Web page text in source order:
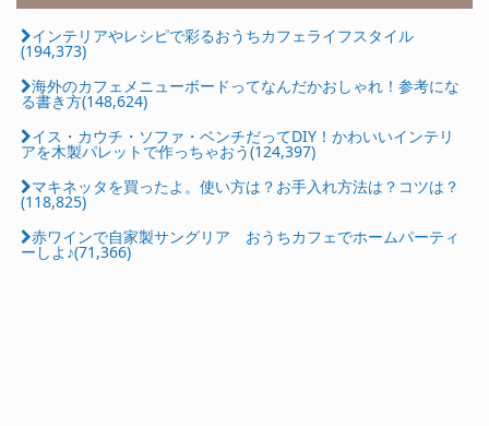
インテリアやレシピで彩るおうちカフェライフスタイル
(194,373)
海外のカフェメニューボードってなんだかおしゃれ！参考にな
る書き方(148,624)
イス・カウチ・ソファ・ベンチだってDIY！かわいいインテリ
アを木製パレットで作っちゃおう(124,397)
マキネッタを買ったよ。使い方は？お手入れ方法は？コツは？
(118,825)
赤ワインで自家製サングリア おうちカフェでホームパーティ
ーしよ♪(71,366)